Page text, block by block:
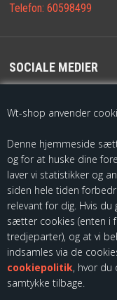
Wt-shop anvender
Denne hjemmeside
og for at huske dine
laver vi statistikker og
siden hele tiden
relevant for dig. Hvis
sætter cookies (enten i
tredjeparter), og at vi
indsamles via de
cookiepolitik, hvor
samtykke tilbage.
Telefon: 60598499
SOCIALE MEDIER
Som importør af
hos Fødevarestyrelsen.
følge dette link: